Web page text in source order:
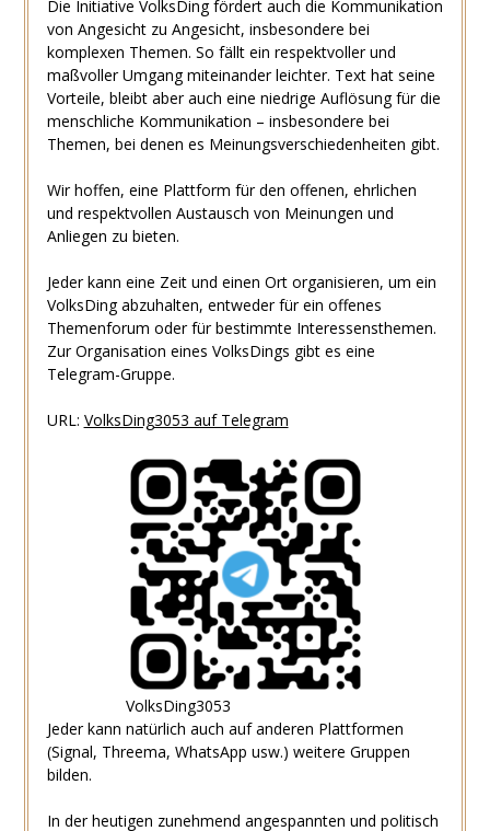
Die Initiative VolksDing fördert auch die Kommunikation
von Angesicht zu Angesicht, insbesondere bei
komplexen Themen. So fällt ein respektvoller und
maßvoller Umgang miteinander leichter. Text hat seine
Vorteile, bleibt aber auch eine niedrige Auflösung für die
menschliche Kommunikation – insbesondere bei
Themen, bei denen es Meinungsverschiedenheiten gibt.
Wir hoffen, eine Plattform für den offenen, ehrlichen
und respektvollen Austausch von Meinungen und
Anliegen zu bieten.
Jeder kann eine Zeit und einen Ort organisieren, um ein
VolksDing abzuhalten, entweder für ein offenes
Themenforum oder für bestimmte Interessensthemen.
Zur Organisation eines VolksDings gibt es eine
Telegram-Gruppe.
URL: VolksDing3053 auf Telegram
VolksDing3053
Jeder kann natürlich auch auf anderen Plattformen
(Signal, Threema, WhatsApp usw.) weitere Gruppen
bilden.
In der heutigen zunehmend angespannten und politisch